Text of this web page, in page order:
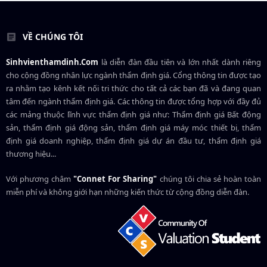
VỀ CHÚNG TÔI
Sinhvienthamdinh.Com là diễn đàn đầu tiên và lớn nhất dành riêng
cho cộng đồng nhân lực ngànhthẩm định giá. Cổng thông tin được tạo
ra nhằm tạo kênh kết nối tri thức cho tất cả các bạn đã và đang quan
tâm đến ngành thẩm định giá. Các thông tin được tổng hợp với đầy đủ
các mảng thuộc lĩnh vực thẩm định giá như: Thẩm định giá Bất động
sản, thẩm định giá động sản, thẩm định giá máy móc thiết bị, thẩm
định giá doanh nghiệp, thẩm định giá dự án đầu tư, thẩm định giá
thương hiệu...
Với phương châm"Connet For Sharing" chúng tôi chia sẻ hoàn toàn
miễn phí và không giới hạn những kiến thức từ cộng đồng diễn đàn.